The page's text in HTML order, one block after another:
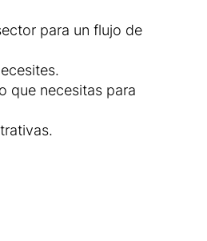
para un flujo de
que necesitas para